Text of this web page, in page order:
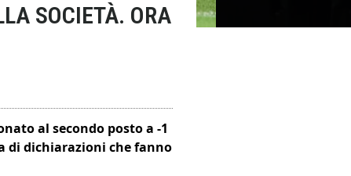
SOCIETÀ. ORA
al secondo posto a -1
di dichiarazioni che fanno